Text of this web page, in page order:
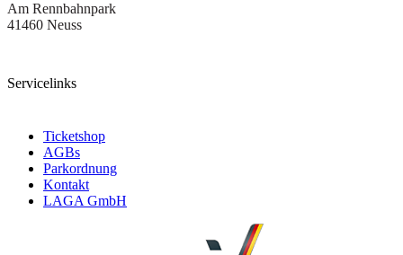
Am Rennbahnpark
41460 Neuss
Servicelinks
Ticketshop
AGBs
Parkordnung
Kontakt
LAGA GmbH